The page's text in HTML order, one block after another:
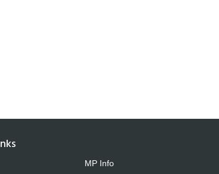
MP Info